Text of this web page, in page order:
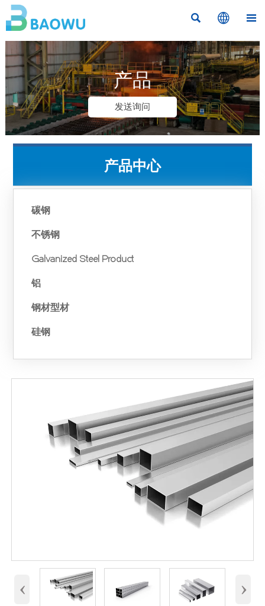
  
产品
发送询问
产品中心
碳钢
不锈钢
Galvanized Steel Product
铝
钢材型材
硅钢
‹ ›